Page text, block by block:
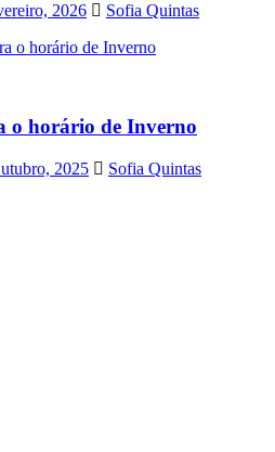
2026 Sofia Quintas
o horário de Inverno
2025
Sofia Quintas